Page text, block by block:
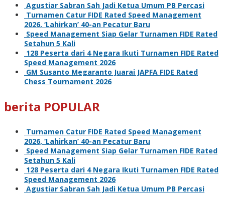
Agustiar Sabran Sah Jadi Ketua Umum PB Percasi
Turnamen Catur FIDE Rated Speed Management
2026, ‘Lahirkan’ 40-an Pecatur Baru
Speed Management Siap Gelar Turnamen FIDE Rated
Setahun 5 Kali
128 Peserta dari 4 Negara Ikuti Turnamen FIDE Rated
Speed Management 2026
GM Susanto Megaranto Juarai JAPFA FIDE Rated
Chess Tournament 2026
berita POPULAR
Turnamen Catur FIDE Rated Speed Management
2026, ‘Lahirkan’ 40-an Pecatur Baru
Speed Management Siap Gelar Turnamen FIDE Rated
Setahun 5 Kali
128 Peserta dari 4 Negara Ikuti Turnamen FIDE Rated
Speed Management 2026
Agustiar Sabran Sah Jadi Ketua Umum PB Percasi